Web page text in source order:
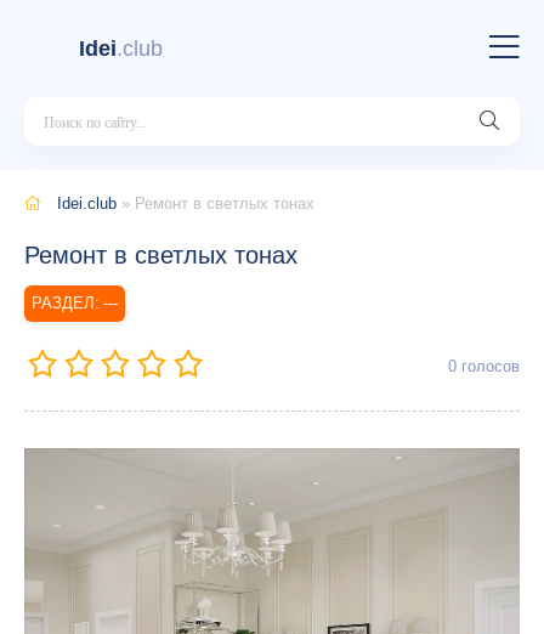
Idei.club
Idei.club » Ремонт в светлых тонах
Ремонт в светлых тонах
---
0 голосов